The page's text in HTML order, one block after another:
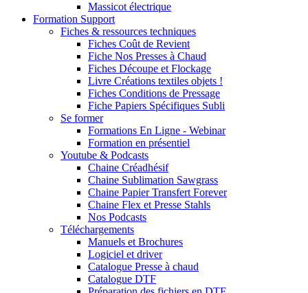
Massicot électrique
Formation Support
Fiches & ressources techniques
Fiches Coût de Revient
Fiche Nos Presses à Chaud
Fiches Découpe et Flockage
Livre Créations textiles objets !
Fiches Conditions de Pressage
Fiche Papiers Spécifiques Subli
Se former
Formations En Ligne - Webinar
Formation en présentiel
Youtube & Podcasts
Chaine Créadhésif
Chaine Sublimation Sawgrass
Chaine Papier Transfert Forever
Chaine Flex et Presse Stahls
Nos Podcasts
Téléchargements
Manuels et Brochures
Logiciel et driver
Catalogue Presse à chaud
Catalogue DTF